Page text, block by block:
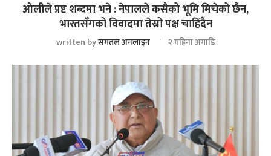
ओलीले प्रष्ट शब्दमा भने : नेपालले कसैको भूमि मिचेको छैन,
भारतसँगको विवादमा तेस्रो पक्ष चाहिँदैन
written byसमतल अनलाइन २ महिना अगाडि